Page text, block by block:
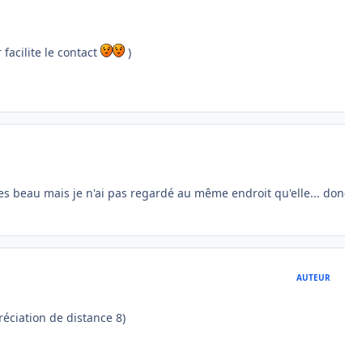
facilite le contact
)
beau mais je n'ai pas regardé au même endroit qu'elle...
AUTEUR
de distance 8)